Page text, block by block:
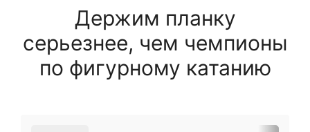
Держим планку
серьезнее, чем чемпионы
по фигурному катанию